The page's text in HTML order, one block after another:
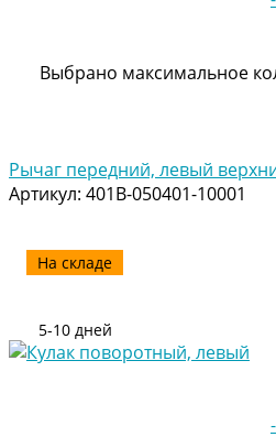
Выбрано максимальное
Рычаг передний, левый
Артикул: 401B-050401-10001
На складе
5-10 дней
-